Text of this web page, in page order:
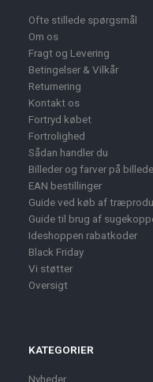
Ofte stillede spørgsmål
Om os
Fragt og Levering
Betingelser & Vilkår
Returnering
Kontakt os
Fortryd købet
Fortrolighed
Sådan handler du
Billeder og farver på
EAN bestillinger
Guide ved køb af
Guide til brug af
Ideshoppen rabatkoder
Black Friday
Vi støtter
Oversigt
KATEGORIER
Nyheder